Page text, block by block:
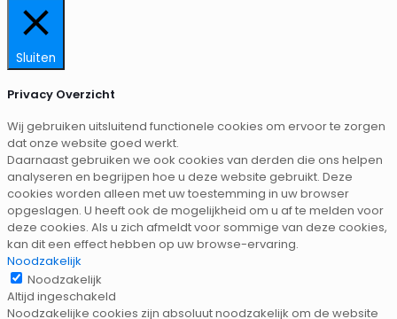
Sluiten
Privacy Overzicht
Wij gebruiken uitsluitend functionele cookies om ervoor te zorgen
dat onze website goed werkt.
Daarnaast gebruiken we ook cookies van derden die ons helpen
analyseren en begrijpen hoe u deze website gebruikt. Deze
cookies worden alleen met uw toestemming in uw browser
opgeslagen. U heeft ook de mogelijkheid om u af te melden voor
deze cookies. Als u zich afmeldt voor sommige van deze cookies,
kan dit een effect hebben op uw browse-ervaring.
Noodzakelijk
Noodzakelijk
Altijd ingeschakeld
Noodzakelijke cookies zijn absoluut noodzakelijk om de website